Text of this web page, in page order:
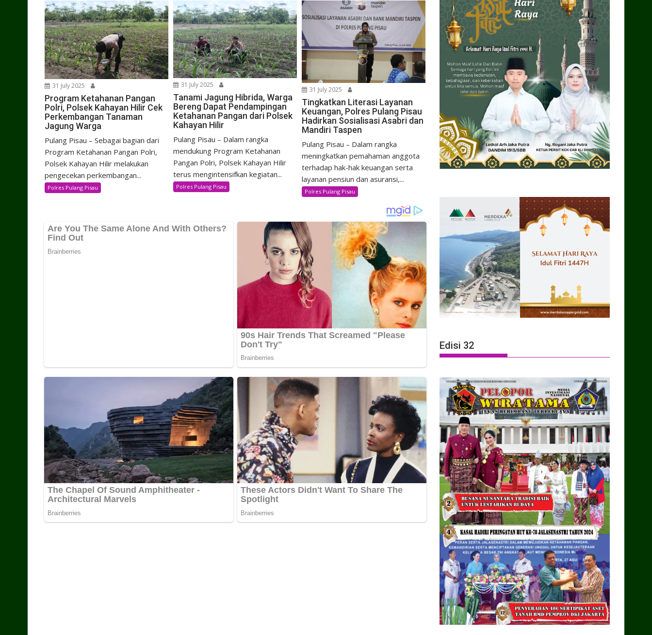
31 July 2025
Program Ketahanan Pangan
Polri, Polsek Kahayan Hilir Cek
Perkembangan Tanaman
Jagung Warga
Pulang Pisau – Sebagai bagian dari
Program Ketahanan Pangan Polri,
Polsek Kahayan Hilir melakukan
pengecekan perkembangan...
Polres Pulang Pisau
31 July 2025
Tanami Jagung Hibrida, Warga
Bereng Dapat Pendampingan
Ketahanan Pangan dari Polsek
Kahayan Hilir
Pulang Pisau – Dalam rangka
mendukung Program Ketahanan
Pangan Polri, Polsek Kahayan Hilir
terus mengintensifkan kegiatan...
Polres Pulang Pisau
31 July 2025
Tingkatkan Literasi Layanan
Keuangan, Polres Pulang Pisau
Hadirkan Sosialisasi Asabri dan
Mandiri Taspen
Pulang Pisau – Dalam rangka
meningkatkan pemahaman anggota
terhadap hak-hak keuangan serta
layanan pensiun dan asuransi,...
Polres Pulang Pisau
Edisi 32